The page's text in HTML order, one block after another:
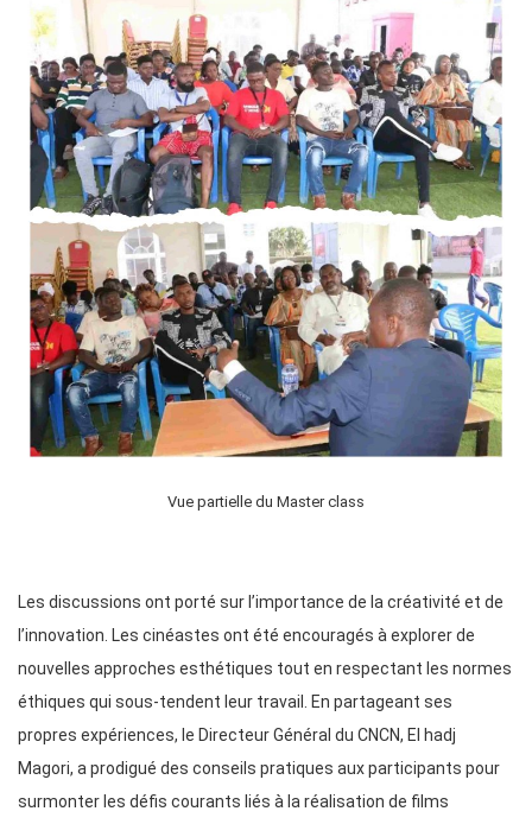
Vue partielle du Master class
Les discussions ont porté sur l’importance de la créativité et de
l’innovation. Les cinéastes ont été encouragés à explorer de
nouvelles approches esthétiques tout en respectant les normes
éthiques qui sous-tendent leur travail. En partageant ses
propres expériences, le Directeur Général du CNCN, El hadj
Magori, a prodigué des conseils pratiques aux participants pour
surmonter les défis courants liés à la réalisation de films